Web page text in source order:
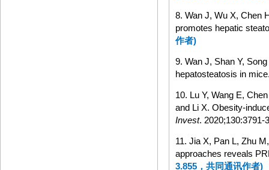
8. Wan J, Wu X, Chen
promotes hepatic
作者)
9. Wan J, Shan Y,
hepatosteatosis in
10. Lu Y, Wang E,
and Li X. Obesity-
Invest. 2020;130:3791-
11. Jia X, Pan L, Zhu
approaches reveals
3.855 ，共同通讯作者)